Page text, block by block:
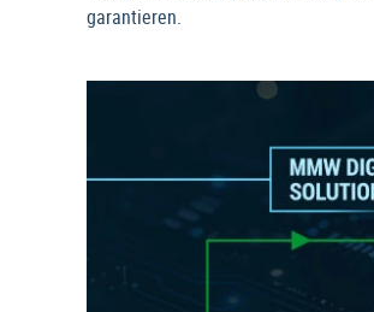
garantieren.